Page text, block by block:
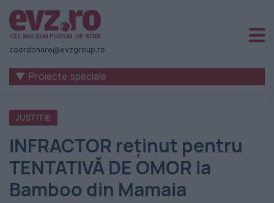
Știri
naționale
internaționale
România
Evenimentul
Zilei
coordonare@evzgroup.ro
▼ Proiecte speciale
JUSTITIE
INFRACTOR reţinut pentru
TENTATIVĂ DE OMOR la
Bamboo din Mamaia